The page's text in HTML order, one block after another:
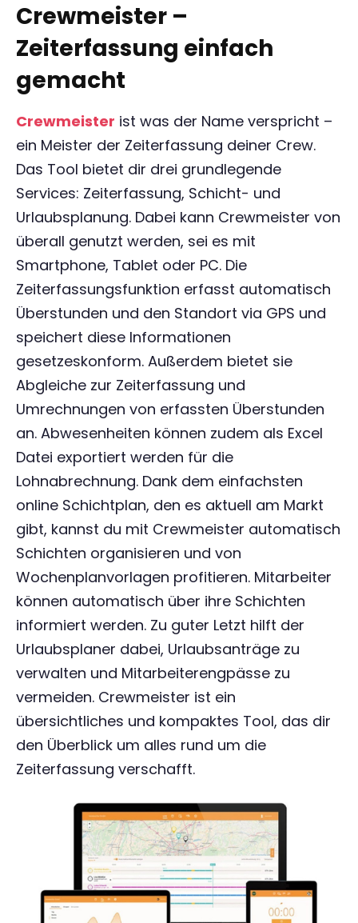
Crewmeister –
Zeiterfassung einfach
gemacht
Crewmeister ist was der Name verspricht –
ein Meister der Zeiterfassung deiner Crew.
Das Tool bietet dir drei grundlegende
Services: Zeiterfassung, Schicht- und
Urlaubsplanung. Dabei kann Crewmeister von
überall genutzt werden, sei es mit
Smartphone, Tablet oder PC. Die
Zeiterfassungsfunktion erfasst automatisch
Überstunden und den Standort via GPS und
speichert diese Informationen
gesetzeskonform. Außerdem bietet sie
Abgleiche zur Zeiterfassung und
Umrechnungen von erfassten Überstunden
an. Abwesenheiten können zudem als Excel
Datei exportiert werden für die
Lohnabrechnung. Dank dem einfachsten
online Schichtplan, den es aktuell am Markt
gibt, kannst du mit Crewmeister automatisch
Schichten organisieren und von
Wochenplanvorlagen profitieren. Mitarbeiter
können automatisch über ihre Schichten
informiert werden. Zu guter Letzt hilft der
Urlaubsplaner dabei, Urlaubsanträge zu
verwalten und Mitarbeiterengpässe zu
vermeiden. Crewmeister ist ein
übersichtliches und kompaktes Tool, das dir
den Überblick um alles rund um die
Zeiterfassung verschafft.